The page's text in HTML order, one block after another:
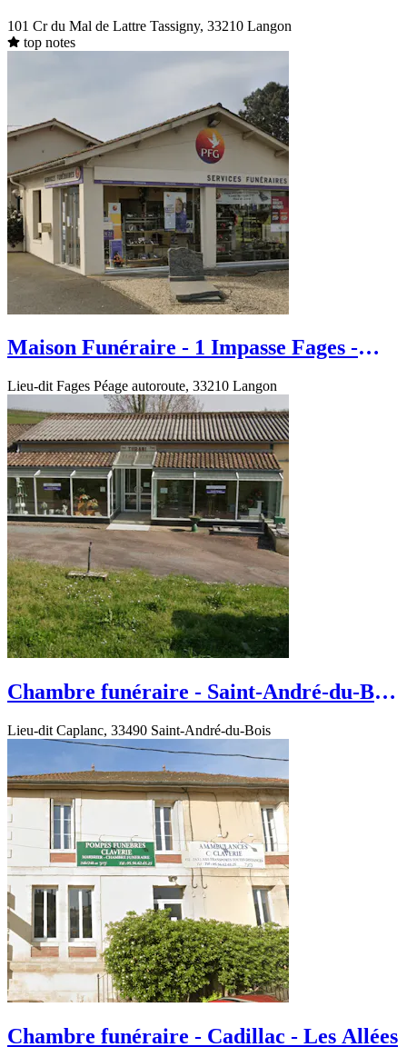
101 Cr du Mal de Lattre Tassigny, 33210 Langon
top notes
Maison Funéraire - 1 Impasse Fages -
Lieu-dit Fages Péage autoroute, 33210 Langon
Chambre funéraire - Saint-André-du-Bois
Lieu-dit Caplanc, 33490 Saint-André-du-Bois
Chambre funéraire - Cadillac - Les Allées